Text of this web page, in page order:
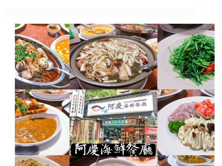
雞
~
新
店
美
食/
新
店
桌
菜
食
｜
中
山
雞
場
土
雞
城:
好
吃
桌
菜
宜